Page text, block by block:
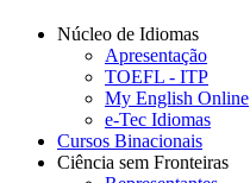
Núcleo de Idiomas
Apresentação
TOEFL - ITP
My English Online
e-Tec Idiomas
Cursos Binacionais
Ciência sem Fronteiras